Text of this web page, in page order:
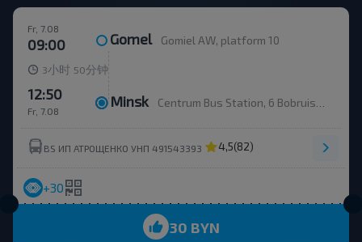
Fr, 7.08
09:00 Gomel Gomiel AW, platform 10
3 小时 50 分钟
Fr, 7.08
12:50 Minsk Centrum Bus Station, 6 Bobruiskaya str., platform 1
BS ИП АТРОЩЕНКО УНП 491543393 4,5(82)
+30
30 BYN